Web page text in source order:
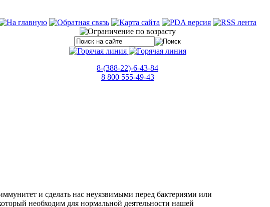
8-(388-22)-6-43-84
8 800 555-49-43
и сделать нас неуязвимыми перед бактериями или
необходим для нормальной деятельности нашей